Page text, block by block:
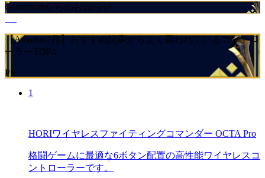
GameWithからのお知らせ
【Amazon7月】おすすめ記事からよく買われているコントロ
ーラーTOP4
PR
1
HORIワイヤレスファイティングコマンダー OCTA Pro
格闘ゲームに最適な6ボタン配置の高性能ワイヤレスコ
ントローラーです。